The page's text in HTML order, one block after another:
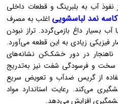
آب به بلبرینگ و قطعات داخلی
نمد لباسشویی اغلب به مصرف
بسیار داغ بازمی‌گردد. تراز نبودن
فیزیکی زیادی به این قطعه می‌آورد.
در دور خشک‌کن نشانه‌های
سخت و فرسودگی شفت نیز به‌تدریج
از گریس ضدآب و تعویض سریع
می‌کند. رعایت استاندارد مواد
افزایش می‌دهد.